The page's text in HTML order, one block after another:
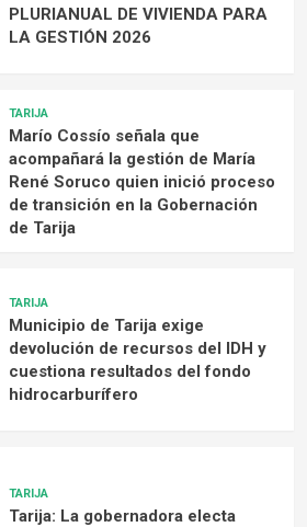
PLURIANUAL DE VIVIENDA PARA
LA GESTIÓN 2026
TARIJA
Marío Cossío señala que
acompañará la gestión de María
René Soruco quien inició proceso
de transición en la Gobernación
de Tarija
TARIJA
Municipio de Tarija exige
devolución de recursos del IDH y
cuestiona resultados del fondo
hidrocarburífero
TARIJA
Tarija: La gobernadora electa